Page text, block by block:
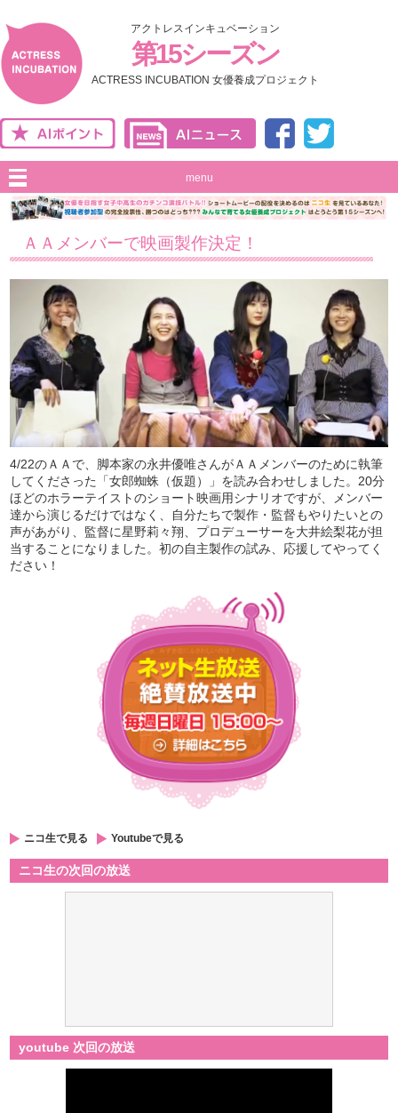
アクトレスインキュベーション
第15シーズン
ACTRESS INCUBATION 女優養成プロジェクト
menu
ＡＡメンバーで映画製作決定！
4/22のＡＡで、脚本家の永井優唯さんがＡＡメンバーのために執筆
してくださった「女郎蜘蛛（仮題）」を読み合わせしました。20分
ほどのホラーテイストのショート映画用シナリオですが、メンバー
達から演じるだけではなく、自分たちで製作・監督もやりたいとの
声があがり、監督に星野莉々翔、プロデューサーを大井絵梨花が担
当することになりました。初の自主製作の試み、応援してやってく
ださい！
ニコ生で見る Youtubeで見る
ニコ生の次回の放送
youtube 次回の放送